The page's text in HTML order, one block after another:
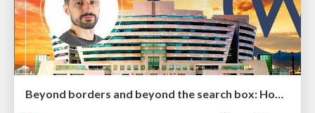
Beyond borders and beyond the search box: How to win the global "messy middle" with AI-driven SEO